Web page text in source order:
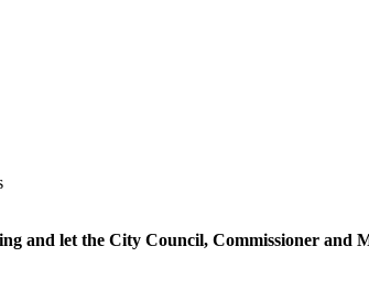
and let the City Council, Commissioner